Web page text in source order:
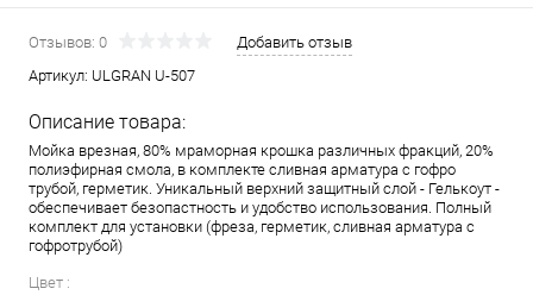
Отзывов: 0
Добавить отзыв
Артикул: ULGRAN U-507
Описание товара:
Мойка врезная, 80% мраморная крошка различных фракций, 20%
полиэфирная смола, в комплекте сливная арматура c гофро
трубой, герметик. Уникальный верхний защитный слой - Гелькоут -
обеспечивает безопастность и удобство использования. Полный
комплект для установки (фреза, герметик, сливная арматура с
гофротрубой)
Цвет :